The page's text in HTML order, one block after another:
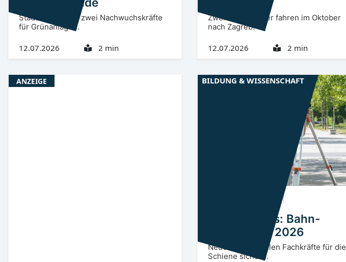
Stadt übernimmt zwei Nachwuchskräfte
für Grünanlagen.
12.07.2026 2 min
Zwei Fünftklässler fahren im Oktober
nach Zagreb.
12.07.2026 2 min
ANZEIGE
BTU Cottbus: Bahn-
Studium ab 2026
Neue Module sollen Fachkräfte für die
Schiene sichern.
BILDUNG & WISSENSCHAFT